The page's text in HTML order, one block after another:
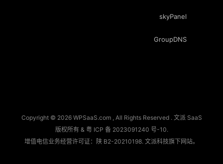
skyPanel
GroupDNS
Copyright © 2026 WPSaaS.com , All Rights Reserved . 文派 SaaS
版权所有 & 粤 ICP 备 2023091240 号-10.
增值电信业务经营许可证：陕 B2-20210198. 文派科技旗下网站。